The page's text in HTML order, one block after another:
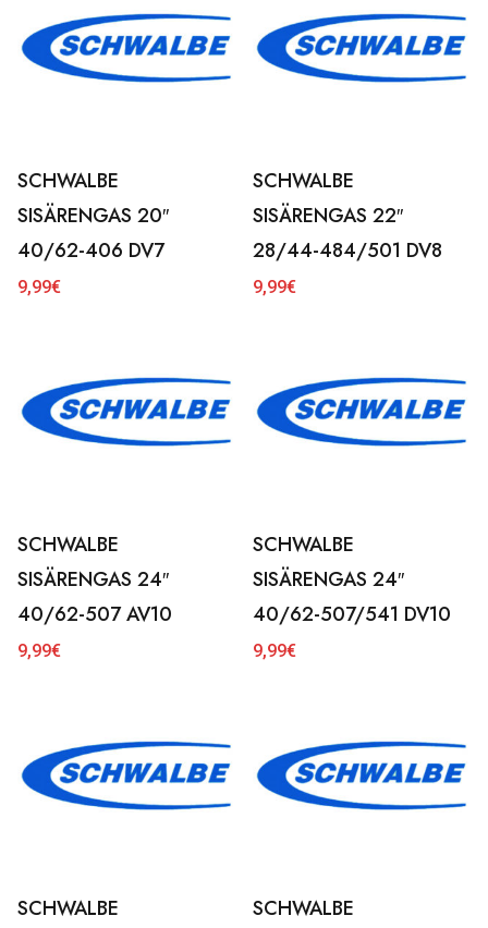
SCHWALBE
SISÄRENGAS 20″
40/62-406 DV7
9,99€
SCHWALBE
SISÄRENGAS 22″
28/44-484/501 DV8
9,99€
SCHWALBE
SISÄRENGAS 24″
40/62-507 AV10
9,99€
SCHWALBE
SISÄRENGAS 24″
40/62-507/541 DV10
9,99€
SCHWALBE
SCHWALBE